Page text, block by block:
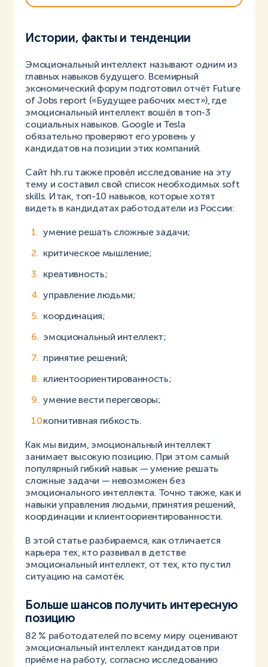
Истории, факты и тенденции
Эмоциональный интеллект называют одним из
главных навыков будущего. Всемирный
экономический форум подготовил отчёт Future
of Jobs report («Будущее рабочих мест»), где
эмоциональный интеллект вошёл в топ-3
социальных навыков. Google и Tesla
обязательно проверяют его уровень у
кандидатов на позиции этих компаний.
Сайт hh.ru также провёл исследование на эту
тему и составил свой список необходимых soft
skills. Итак, топ-10 навыков, которые хотят
видеть в кандидатах работодатели из России:
умение решать сложные задачи;
критическое мышление;
креативность;
управление людьми;
координация;
эмоциональный интеллект;
принятие решений;
клиентоориентированность;
умение вести переговоры;
когнитивная гибкость.
Как мы видим, эмоциональный интеллект
занимает высокую позицию. При этом самый
популярный гибкий навык — умение решать
сложные задачи — невозможен без
эмоционального интеллекта. Точно также, как и
навыки управления людьми, принятия решений,
координации и клиентоориентированности.
В этой статье разбираемся, как отличается
карьера тех, кто развивал в детстве
эмоциональный интеллект, от тех, кто пустил
ситуацию на самотёк.
Больше шансов получить интересную
позицию
82 % работодателей по всему миру оценивают
эмоциональный интеллект кандидатов при
приёме на работу, согласно исследованию